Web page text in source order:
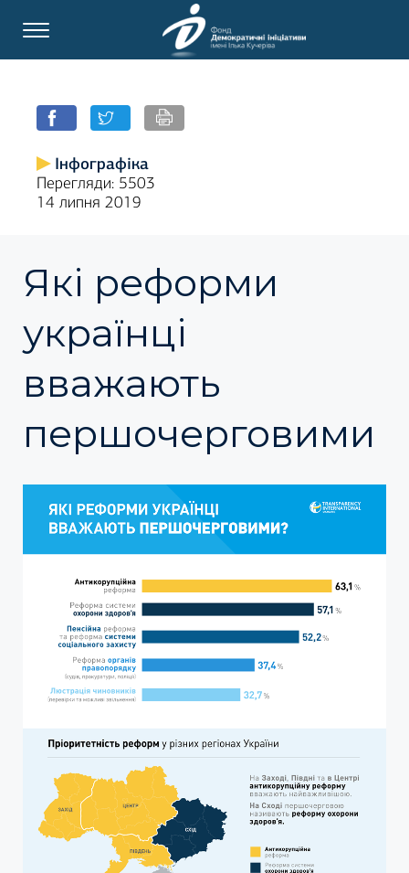
Інфографіка
Перегляди: 5503
14 липня 2019
Які реформи
українці
вважають
першочерговими